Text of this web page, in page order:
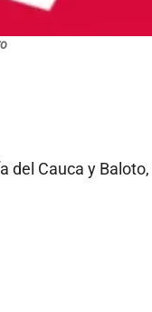
del Cauca y Baloto,